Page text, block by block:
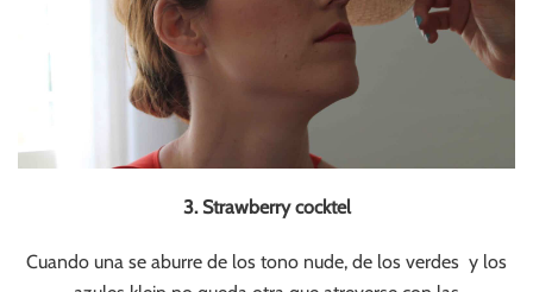
3. Strawberry cocktel
Cuando una se aburre de los tono nude, de los verdes y los